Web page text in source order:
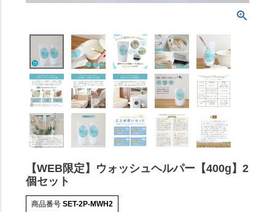
【WEB限定】ウォッシュヘルパー【400g】2
個セット
商品番号 SET-2P-MWH2